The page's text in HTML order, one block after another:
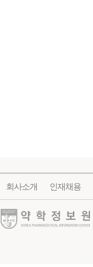
회사소개 인재채용
약학정보원